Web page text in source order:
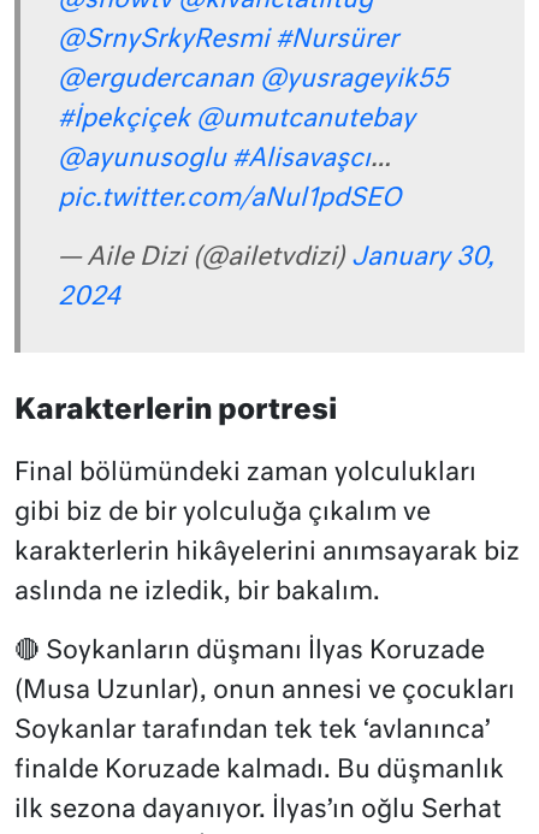
@SrnySrkyResmi #Nursürer
@ergudercanan @yusrageyik55
#İpekçiçek @umutcanutebay
@ayunusoglu #Alisavaşcı…
pic.twitter.com/aNul1pdSEO
— Aile Dizi (@ailetvdizi) January 30,
2024
Karakterlerin portresi
Final bölümündeki zaman yolculukları
gibi biz de bir yolculuğa çıkalım ve
karakterlerin hikâyelerini anımsayarak biz
aslında ne izledik, bir bakalım.
🔴 Soykanların düşmanı İlyas Koruzade
(Musa Uzunlar), onun annesi ve çocukları
Soykanlar tarafından tek tek ‘avlanınca’
finalde Koruzade kalmadı. Bu düşmanlık
ilk sezona dayanıyor. İlyas’ın oğlu Serhat